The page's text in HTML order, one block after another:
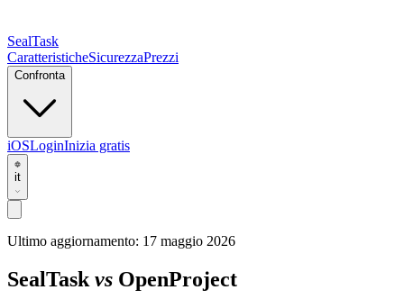
SealTask
CaratteristicheSicurezzaPrezzi
Confronta
iOSLoginInizia gratis
it
Ultimo aggiornamento: 17 maggio 2026
SealTask vs OpenProject